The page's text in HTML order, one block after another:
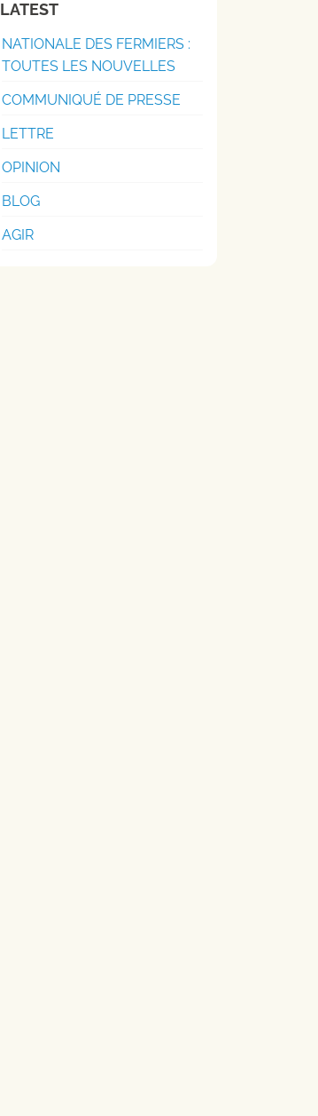
LATEST
NATIONALE DES FERMIERS :
TOUTES LES NOUVELLES
COMMUNIQUÉ DE PRESSE
LETTRE
OPINION
BLOG
AGIR